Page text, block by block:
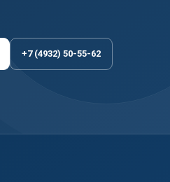
+7 (4932) 50-55-62